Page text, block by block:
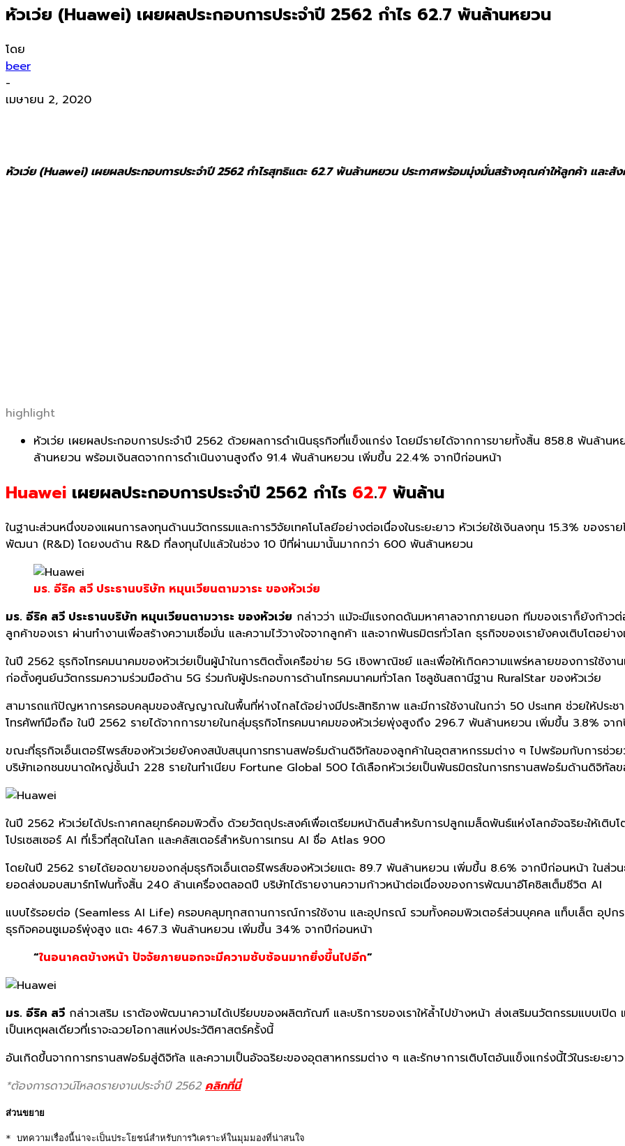
หัวเว่ย (Huawei) เผยผลประกอบการประจำปี 2562 กำไร 62.7 พันล้านหยวน
โดย
beer
-
เมษายน 2, 2020
หัวเว่ย (Huawei) เผยผลประกอบการประจำปี 2562กำไรสุทธิแตะ 62.7 พันล้านหยวนประกาศพร้อมมุ่งมั่นสร้างคุณค่าให้ลูกค้า และสั
highlight
หัวเว่ย เผยผลประกอบการประจำปี 2562 ด้วยผลการดำเนินธุรกิจที่แข็งแกร่ง โดยมีรายได้จากการขายทั้งสิ้น 858.8 พันล้านห
ล้านหยวน พร้อมเงินสดจากการดำเนินงานสูงถึง 91.4 พันล้านหยวน เพิ่มขึ้น 22.4% จากปีก่อนหน้า
Huawei เผยผลประกอบการประจำปี 2562 กำไร 62.7 พันล้าน
ในฐานะส่วนหนึ่งของแผนการลงทุนด้านนวัตกรรมและการวิจัยเทคโนโลยีอย่างต่อเนื่องในระยะยาว หัวเว่ยใช้เงินลงทุน 15.3% ของรา
พัฒนา (R&D) โดยงบด้าน R&D ที่ลงทุนไปแล้วในช่วง 10 ปีที่ผ่านมานั้นมากกว่า 600 พันล้านหยวน
มร. อีริค สวี ประธานบริษัท หมุนเวียนตามวาระ ของหัวเว่ย
มร. อีริค สวี ประธานบริษัท หมุนเวียนตามวาระ ของหัวเว่ย กล่าวว่า แม้จะมีแรงกดดันมหาศาลจากภายนอก ทีมของเราก็ยังก้าวต่
ลูกค้าของเรา ผ่านทำงานเพื่อสร้างความเชื่อมั่น และความไว้วางใจจากลูกค้า และจากพันธมิตรทั่วโลก ธุรกิจของเรายังคงเติบโตอย่า
ในปี 2562 ธุรกิจโทรคมนาคมของหัวเว่ยเป็นผู้นำในการติดตั้งเครือข่าย 5G เชิงพาณิชย์ และเพื่อให้เกิดความแพร่หลายของการใช้ง
ก่อตั้งศูนย์นวัตกรรมความร่วมมือด้าน 5G ร่วมกับผู้ประกอบการด้านโทรคมนาคมทั่วโลก โซลูชันสถานีฐาน RuralStar ของหัวเว่ย
สามารถแก้ปัญหาการครอบคลุมของสัญญาณในพื้นที่ห่างไกลได้อย่างมีประสิทธิภาพ และมีการใช้งานในกว่า 50 ประเทศ ช่วยให้ประช
โทรศัพท์มือถือ ในปี 2562 รายได้จากการขายในกลุ่มธุรกิจโทรคมนาคมของหัวเว่ยพุ่งสูงถึง 296.7 พันล้านหยวน เพิ่มขึ้น 3.8% จา
ขณะที่ธุรกิจเอ็นเตอร์ไพรส์ของหัวเว่ยยังคงสนับสนุนการทรานสฟอร์มด้านดิจิทัลของลูกค้าในอุตสาหกรรมต่าง ๆ ไปพร้อมกับการช่ว
บริษัทเอกชนขนาดใหญ่ชั้นนำ 228 รายในทำเนียบ Fortune Global 500 ได้เลือกหัวเว่ยเป็นพันธมิตรในการทรานสฟอร์มด้านดิจิทัล
ในปี 2562 หัวเว่ยได้ประกาศกลยุทธ์คอมพิวติ้ง ด้วยวัตถุประสงค์เพื่อเตรียมหน้าดินสำหรับการปลูกเมล็ดพันธ์แห่งโลกอัจฉริยะให้เติ
โปรเซสเซอร์ AI ที่เร็วที่สุดในโลก และคลัสเตอร์สำหรับการเทรน AI ชื่อ Atlas 900
โดยในปี 2562 รายได้ยอดขายของกลุ่มธุรกิจเอ็นเตอร์ไพรส์ของหัวเว่ยแตะ 89.7 พันล้านหยวน เพิ่มขึ้น 8.6% จากปีก่อนหน้า ในส่ว
ยอดส่งมอบสมาร์ทโฟนทั้งสิ้น 240 ล้านเครื่องตลอดปี บริษัทได้รายงานความก้าวหน้าต่อเนื่องของการพัฒนาอีโคซิสเต็มชีวิต AI
แบบไร้รอยต่อ (Seamless AI Life) ครอบคลุมทุกสถานการณ์การใช้งาน และอุปกรณ์ รวมทั้งคอมพิวเตอร์ส่วนบุคคล แท็บเล็ต อุป
ธุรกิจคอนซูเมอร์พุ่งสูง แตะ 467.3 พันล้านหยวน เพิ่มขึ้น 34% จากปีก่อนหน้า
“ในอนาคตข้างหน้า ปัจจัยภายนอกจะมีความซับซ้อนมากยิ่งขึ้นไปอีก”
มร. อีริค สวี กล่าวเสริม เราต้องพัฒนาความได้เปรียบของผลิตภัณฑ์ และบริการของเราให้ล้ำไปข้างหน้า ส่งเสริมนวัตกรรมแบบเปิ
เป็นเหตุผลเดียวที่เราจะฉวยโอกาสแห่งประวัติศาสตร์ครั้งนี้
อันเกิดขึ้นจากการทรานสฟอร์มสู่ดิจิทัล และความเป็นอัจฉริยะของอุตสาหกรรมต่าง ๆ และรักษาการเติบโตอันแข็งแกร่งนี้ไว้ในระยะยาว
*ต้องการดาวน์โหลดรายงานประจำปี 2562คลิกที่นี่
ส่วนขยาย
* บทความเรื่องนี้น่าจะเป็นประโยชน์สำหรับการวิเคราะห์ในมุมมองที่น่าสนใจ